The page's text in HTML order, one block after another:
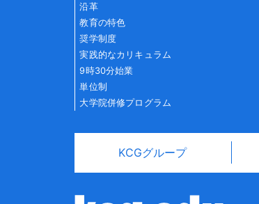
沿革
教育の特色
奨学制度
実践的なカリキュラム
9時30分始業
単位制
大学院併修プログラム
KCGグループ